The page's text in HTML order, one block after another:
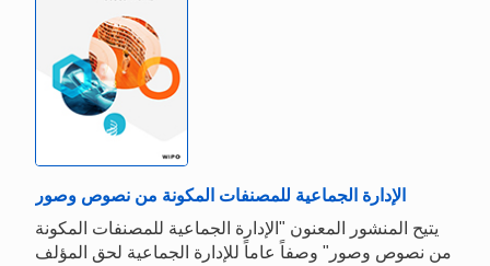
الإدارة الجماعية للمصنفات المكونة من نصوص وصور
يتيح المنشور المعنون "الإدارة الجماعية للمصنفات المكونة
من نصوص وصور" وصفاً عاماً للإدارة الجماعية لحق المؤلف